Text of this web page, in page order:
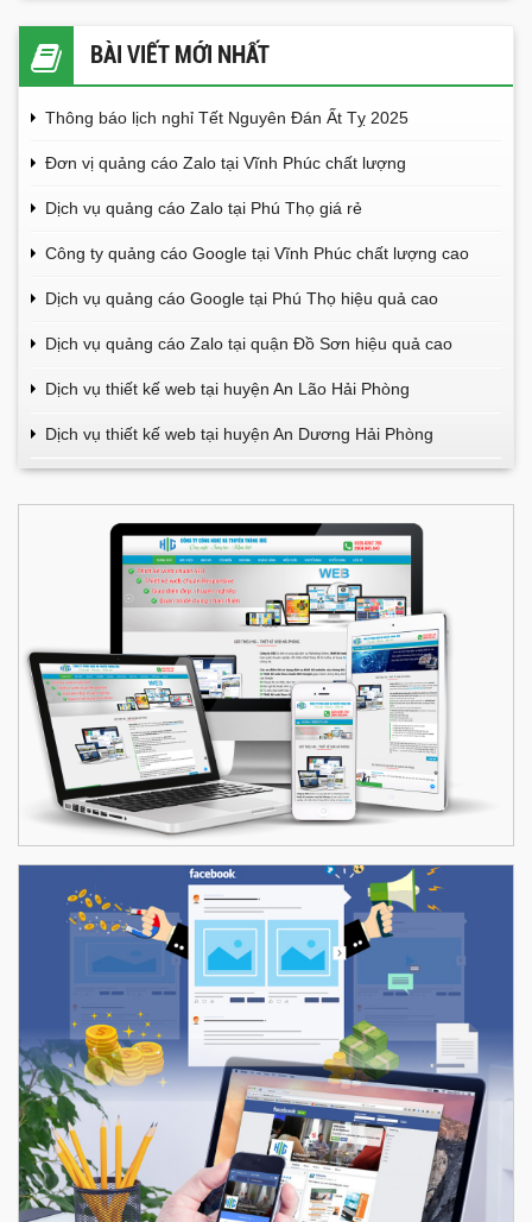
BÀI VIẾT MỚI NHẤT
Thông báo lịch nghỉ Tết Nguyên Đán Ất Tỵ 2025
Đơn vị quảng cáo Zalo tại Vĩnh Phúc chất lượng
Dịch vụ quảng cáo Zalo tại Phú Thọ giá rẻ
Công ty quảng cáo Google tại Vĩnh Phúc chất lượng cao
Dịch vụ quảng cáo Google tại Phú Thọ hiệu quả cao
Dịch vụ quảng cáo Zalo tại quận Đồ Sơn hiệu quả cao
Dịch vụ thiết kế web tại huyện An Lão Hải Phòng
Dịch vụ thiết kế web tại huyện An Dương Hải Phòng